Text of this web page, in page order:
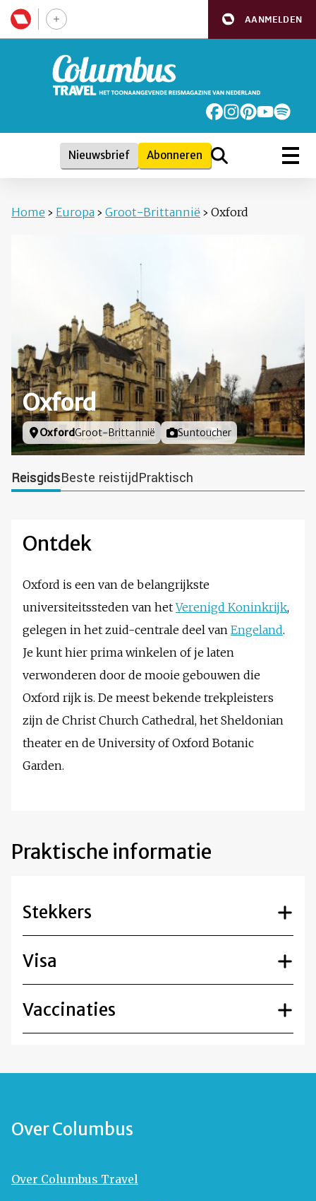
AANMELDEN
Nieuwsbrief Abonneren
Home › Europa › Groot-Brittannië › Oxford
Oxford
Locatie
OxfordGroot-Brittannië Foto door
Suntoucher
ReisgidsBeste reistijdPraktisch
Ontdek
Oxford is een van de belangrijkste
universiteitssteden van hetVerenigd Koninkrijk,
gelegen in het zuid-centrale deel van Engeland.
Je kunt hier prima winkelen of je laten
verwonderen door de mooie gebouwen die
Oxford rijk is. De meest bekende trekpleisters
zijn de Christ Church Cathedral, het Sheldonian
theater en de University of Oxford Botanic
Garden.
Praktische informatie
Stekkers
Visa
Vaccinaties
Over Columbus
Over Columbus Travel